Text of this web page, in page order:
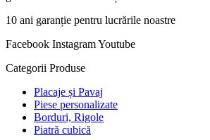
10 ani garanție pentru lucrările noastre
Facebook InstagramYoutube
Categorii Produse
Placaje și Pavaj
Piese personalizate
Borduri, Rigole
Piatră cubică